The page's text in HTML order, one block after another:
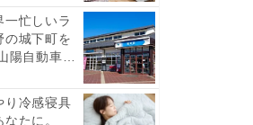
一忙しいラ
の城下町を
陽自動車
り冷感寝具
たに。